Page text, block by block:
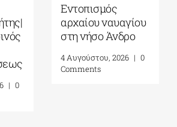
| 0
Εντοπισμός
αρχαίου ναυαγίου
στη νήσο Άνδρο
4 Αυγούστου, 2026 | 0
Comments